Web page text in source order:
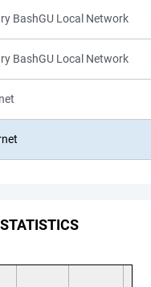
BashGU Local Network
BashGU Local Network